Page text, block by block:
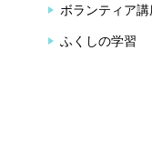
ボランティア講
ふくしの学習